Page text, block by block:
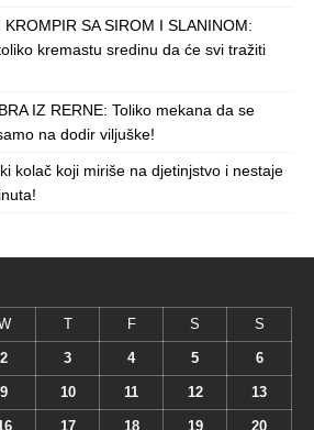
SA SIROM I SLANINOM:
kremastu sredinu da će svi tražiti
IZ RERNE: Toliko mekana da se
na dodir viljuške!
kolač koji miriše na djetinjstvo i nestaje
T F S S
2 3 4 5 6
9 10 11 12 13
17 18 19 20